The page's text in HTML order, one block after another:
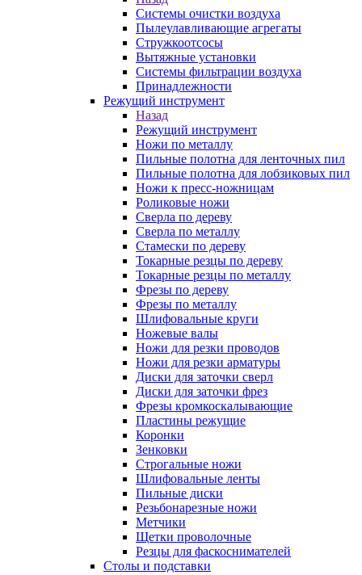
Системы очистки воздуха
Пылеулавливающие агрегаты
Стружкоотсосы
Вытяжные установки
Системы фильтрации воздуха
Принадлежности
Режущий инструмент
Назад
Режущий инструмент
Ножи по металлу
Пильные полотна для ленточных пил
Пильные полотна для лобзиковых пил
Ножи к пресс-ножницам
Роликовые ножи
Сверла по дереву
Сверла по металлу
Стамески по дереву
Токарные резцы по дереву
Токарные резцы по металлу
Фрезы по дереву
Фрезы по металлу
Шлифовальные круги
Ножевые валы
Ножи для резки проводов
Ножи для резки арматуры
Диски для заточки сверл
Диски для заточки фрез
Фрезы кромкоскалывающие
Пластины режущие
Коронки
Зенковки
Строгальные ножи
Шлифовальные ленты
Пильные диски
Резьбонарезные ножи
Метчики
Щетки проволочные
Резцы для фаскоснимателей
Столы и подставки